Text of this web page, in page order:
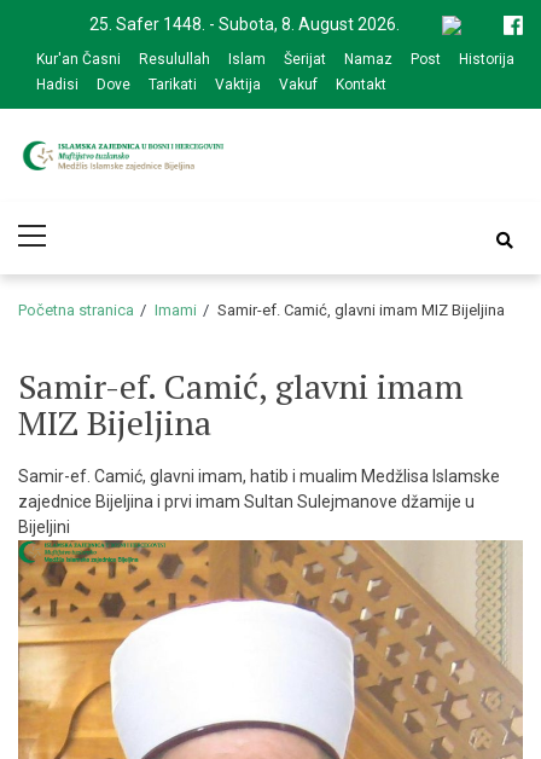
navigation
content
25. Safer 1448. - Subota, 8. August 2026.
Kur'an Časni Resulullah Islam Šerijat Namaz Post
Historija
Hadisi
Dove Tarikati Vaktija Vakuf Kontakt
zajednice Bijeljina
Menu
Početna stranica Imami Samir-ef. Camić, glavni imam MIZ Bijeljina
Samir-ef. Camić, glavni imam
MIZ Bijeljina
Samir-ef. Camić, glavni imam, hatib i mualim Medžlisa Islamske
zajednice Bijeljina i prvi imam Sultan Sulejmanove džamije u
Bijeljini